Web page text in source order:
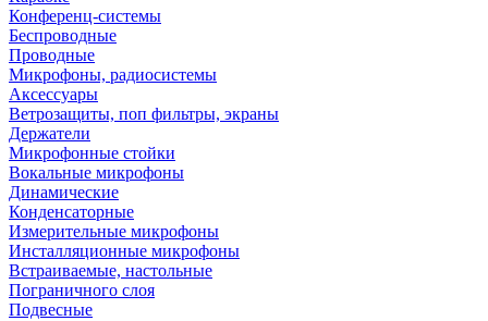
Конференц-системы
Беспроводные
Проводные
Микрофоны, радиосистемы
Аксессуары
Ветрозащиты, поп фильтры, экраны
Держатели
Микрофонные стойки
Вокальные микрофоны
Динамические
Конденсаторные
Измерительные микрофоны
Инсталляционные микрофоны
Встраиваемые, настольные
Пограничного слоя
Подвесные